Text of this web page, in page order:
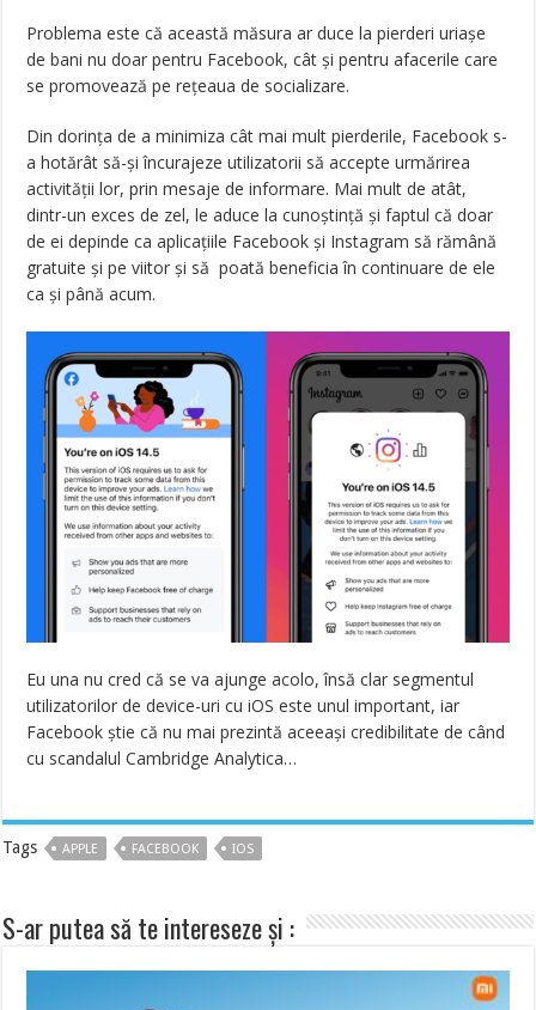
Problema este că această măsura ar duce la pierderi uriașe
de bani nu doar pentru Facebook, cât și pentru afacerile care
se promovează pe rețeaua de socializare.
Din dorința de a minimiza cât mai mult pierderile, Facebook s-
a hotărât să-și încurajeze utilizatorii să accepte urmărirea
activității lor, prin mesaje de informare. Mai mult de atât,
dintr-un exces de zel, le aduce la cunoștință și faptul că doar
de ei depinde ca aplicațiile Facebook și Instagram să rămână
gratuite și pe viitor și să poată beneficia în continuare de ele
ca și până acum.
Eu una nu cred că se va ajunge acolo, însă clar segmentul
utilizatorilor de device-uri cu iOS este unul important, iar
Facebook știe că nu mai prezintă aceeași credibilitate de când
cu scandalul Cambridge Analytica…
Tags APPLE FACEBOOK IOS
S-ar putea să te intereseze și :